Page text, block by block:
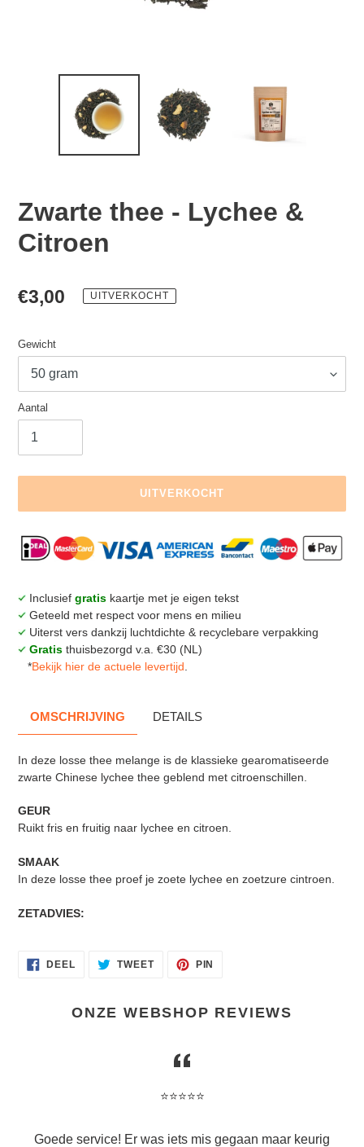
Zwarte thee - Lychee &
Citroen
Normale
€3,00 UITVERKOCHT
Gewicht
Aantal
UITVERKOCHT
Uitverkocht,
€3,00
Product
toegevoegen
winkelmandje
Inclusief gratis kaartje met je eigen tekst
Geteeld met respect voor mens en milieu
Uiterst vers dankzij luchtdichte & recyclebare verpakking
Gratis thuisbezorgd v.a. €30 (NL)
*Bekijk hier de actuele levertijd
OMSCHRIJVING DETAILS
In deze losse thee melange is de klassieke gearomatiseerde
zwarte Chinese lychee thee geblend met citroenschillen.
GEUR
Ruikt fris en fruitig naar lychee en citroen.
SMAAK
In deze losse thee proef je zoete lychee en zoetzure cintroen.
ZETADVIES:
DEEL DELEN
OP
TWEETTWEET PIN
ONZE WEBSHOP REVIEWS
⭐️⭐️⭐️⭐️⭐️
Goede service! Er was iets mis gegaan maar keurig